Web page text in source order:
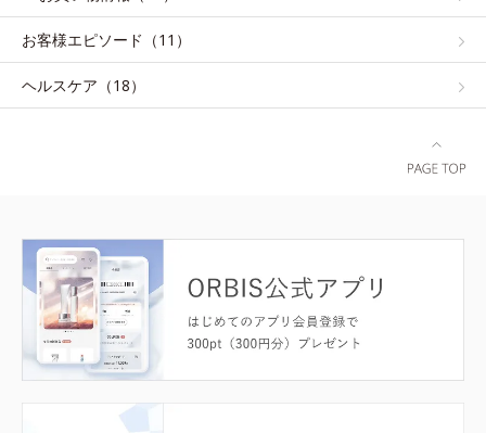
お客様エピソード（11）
ヘルスケア（18）